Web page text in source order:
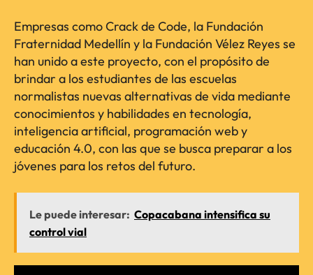
Empresas como Crack de Code, la Fundación
Fraternidad Medellín y la Fundación Vélez Reyes se
han unido a este proyecto, con el propósito de
brindar a los estudiantes de las escuelas
normalistas nuevas alternativas de vida mediante
conocimientos y habilidades en tecnología,
inteligencia artificial, programación web y
educación 4.0, con las que se busca preparar a los
jóvenes para los retos del futuro.
Le puede interesar: Copacabana intensifica su
control vial